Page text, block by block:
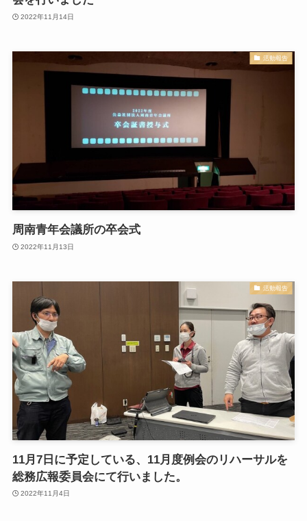
2022年11月14日
活動報告
周南青年会議所の卒会式
2022年11月13日
活動報告
11月7日に予定している、11月度例会のリハーサルを
総務広報委員会にて行いました。
2022年11月4日